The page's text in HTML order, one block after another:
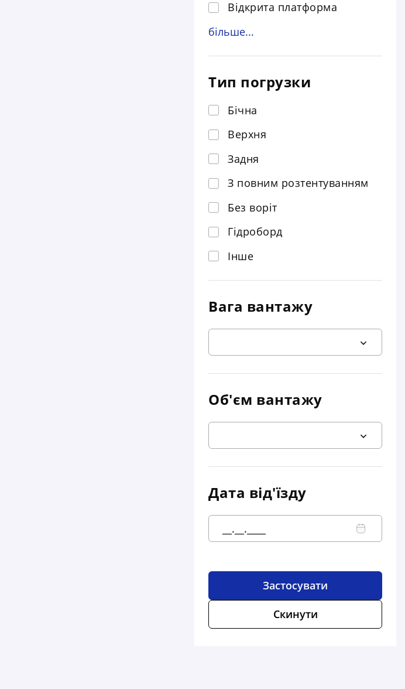
Відкрита платформа
Контейнеровоз
Відкрита бортова
Рефрижератор
Тент
Цельномет
Евакуатор
Маніпулятор
більше...
Тип погрузки
Бічна
Верхня
Задня
З повним розтентуванням
Без воріт
Гідроборд
Інше
Вага вантажу
Об'єм вантажу
Дата від'їзду
Застосувати
Скинути